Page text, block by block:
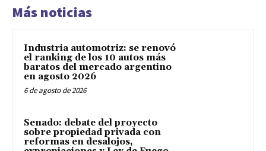
Más noticias
Industria automotriz: se renovó
el ranking de los 10 autos más
baratos del mercado argentino
en agosto 2026
6 de agosto de 2026
Senado: debate del proyecto
sobre propiedad privada con
reformas en desalojos,